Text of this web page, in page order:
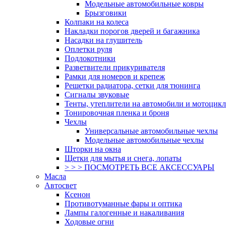
Модельные автомобильные ковры
Брызговики
Колпаки на колеса
Накладки порогов дверей и багажника
Насадки на глушитель
Оплетки руля
Подлокотники
Разветвители прикуривателя
Рамки для номеров и крепеж
Решетки радиатора, сетки для тюнинга
Сигналы звуковые
Тенты, утеплители на автомобили и
Тонировочная пленка и броня
Чехлы
Универсальные автомобильные чехлы
Модельные автомобильные чехлы
Шторки на окна
Щетки для мытья и снега, лопаты
> > > ПОСМОТРЕТЬ ВСЕ АКСЕССУАРЫ
Масла
Автосвет
Ксенон
Противотуманные фары и оптика
Лампы галогенные и накаливания
Ходовые огни